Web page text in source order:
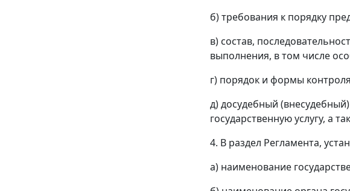
б) требования к порядку
в) состав,
выполнения, в том числе
г) порядок и формы
д) досудебный
государственную услугу, а
4. В раздел Регламента,
а) наименование